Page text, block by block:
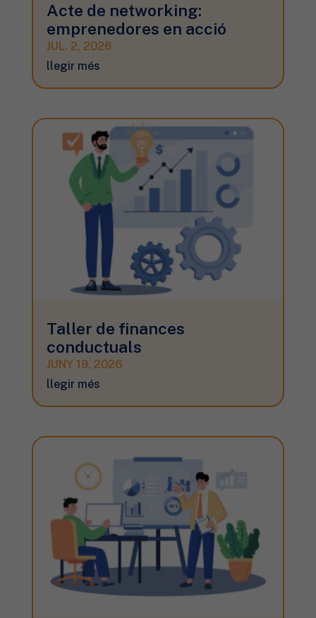
Acte de networking:
emprenedores en acció
JUL. 2, 2026
llegir més
Taller de finances
conductuals
JUNY 19, 2026
llegir més